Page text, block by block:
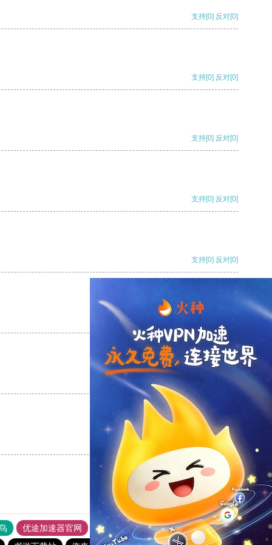
支持[0] 反对[0]
支持[0] 反对[0]
支持[0] 反对[0]
支持[0] 反对[0]
支持[0] 反对[0]
反对
反对[0]
优途加速器官网 风驰加速器 旋风加速器
八戒看书